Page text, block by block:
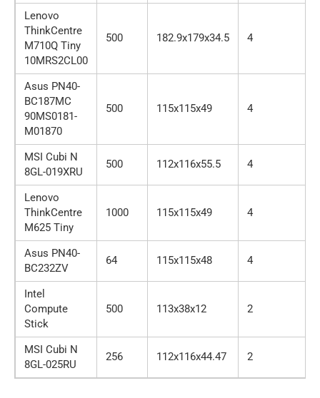
Lenovo
ThinkCentre
M710Q Tiny
10MRS2CL00
500 182.9х179х34.5 4
Asus PN40-
BC187MC
90MS0181-
M01870
500 115х115х49 4
MSI Cubi N
8GL-019XRU
500 112х116х55.5 4
Lenovo
ThinkCentre
M625 Tiny
1000 115х115х49 4
Asus PN40-
BC232ZV
64 115х115х48 4
Intel
Compute
Stick
500 113х38х12 2
MSI Cubi N
8GL-025RU
256 112х116х44.47 2